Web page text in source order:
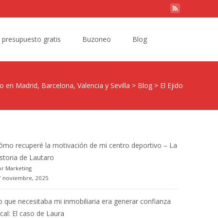
presupuesto gratis Buzoneo Blog
en Madrid, Barcelona, Valencia y Sevilla > Blog > El Ejido
recuperé la motivación de mi centro deportivo – La
de Lautaro
Marketing
noviembre, 2025
que necesitaba mi inmobiliaria era generar confianza
El caso de Laura